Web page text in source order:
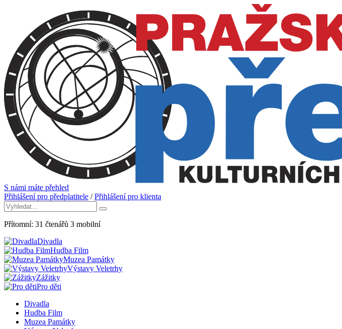
S námi máte přehled
Přihlášení pro předplatitele /Přihlášení pro klienta
Přítomní: 31 čtenářů 3 mobilní
Divadla
Hudba Film
Muzea Památky
Výstavy Veletrhy
Zážitky
Pro děti
Divadla
Hudba Film
Muzea Památky